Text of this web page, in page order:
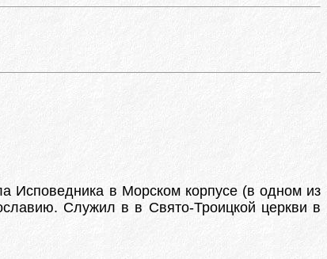
Исповедника в Морском корпусе (в одном из
Служил в в Свято-Троицкой церкви в